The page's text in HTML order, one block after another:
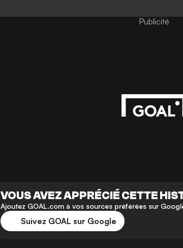
Publicité
VOUS AVEZ APPRÉCIÉ CETTE
Ajoutez GOAL.com à vos sources préférées sur
Suivez GOAL sur Google